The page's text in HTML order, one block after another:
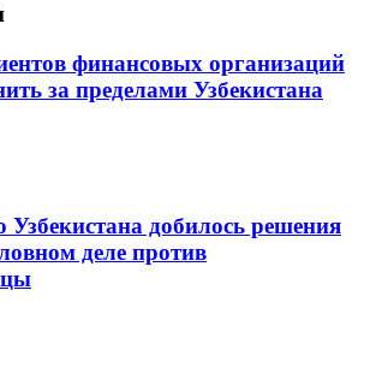
финансовых организаций
за пределами Узбекистана
Узбекистана добилось решения
деле против